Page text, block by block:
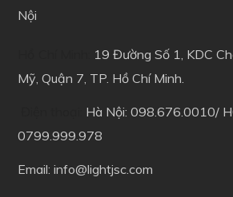
Nội
19 Đường Số 1, KDC
Mỹ, Quận 7, TP. Hồ Chí Minh.
Hà Nội: 098.676.0010/
0799.999.978
Email: info@lightjsc.com